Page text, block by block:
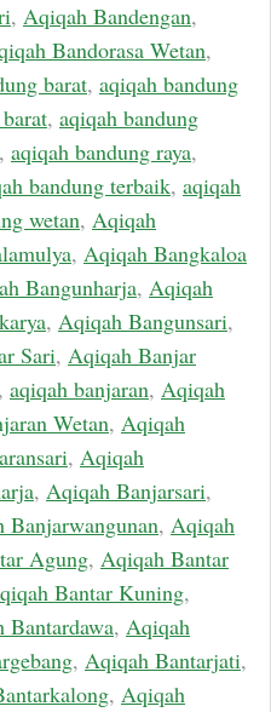
, Aqiqah Bandengan,
Bandorasa Wetan,
barat, aqiqah bandung
, aqiqah bandung
, aqiqah bandung raya,
bandung terbaik, aqiqah
wetan, Aqiqah
, Aqiqah Bangkaloa
Bangunharja, Aqiqah
, Aqiqah Bangunsari,
Sari, Aqiqah Banjar
, aqiqah banjaran, Aqiqah
Wetan, Aqiqah
, Aqiqah
, Aqiqah Banjarsari,
Banjarwangunan, Aqiqah
Agung, Aqiqah Bantar
Bantar Kuning,
Bantardawa, Aqiqah
, Aqiqah Bantarjati,
, Aqiqah